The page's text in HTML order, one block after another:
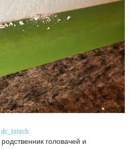
dc_txtech
головачей и